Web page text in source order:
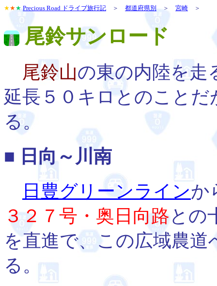
★★★ Precious Road ドライブ旅行記 ＞ 都道府県別＞ 宮崎 ＞
尾鈴サンロード
尾鈴山の東の内陸を走
延長５０キロとのこと
る。
■ 日向～川南
日豊グリーンラインか
３２７号・奥日向路との
を直進で、この広域農道
る。